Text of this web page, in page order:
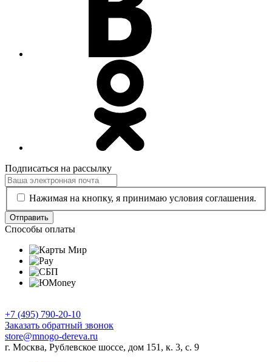
Подписаться на рассылку
Нажимая на кнопку, я принимаю условия соглашения.
Отправить
Способы оплаты
+7 (495) 790-20-10
Заказать обратный звонок
store@mnogo-dereva.ru
г. Москва, Рублевское шоссе, дом 151, к. 3, с. 9